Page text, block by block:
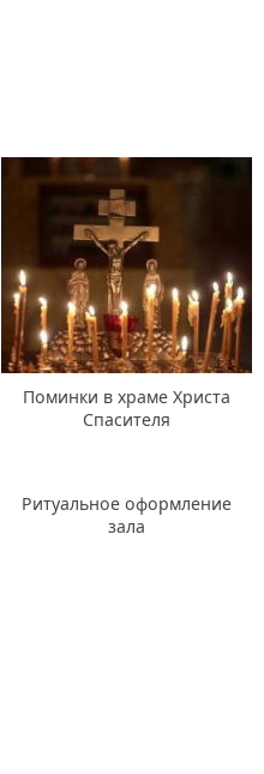
Поминки в храме Христа
Спасителя
Ритуальное оформление
зала